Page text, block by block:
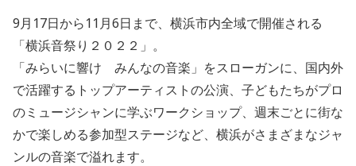
9月17日から11月6日まで、横浜市内全域で開催される
「横浜音祭り２０２２」。
「みらいに響け みんなの音楽」をスローガンに、国内外
で活躍するトップアーティストの公演、子どもたちがプロ
のミュージシャンに学ぶワークショップ、週末ごとに街な
かで楽しめる参加型ステージなど、横浜がさまざまなジャ
ンルの音楽で溢れます。